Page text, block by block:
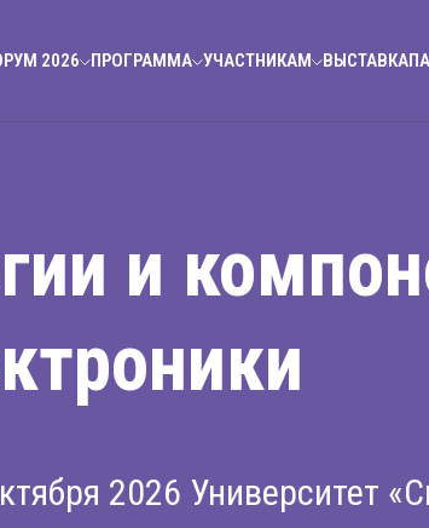
2026 ПРОГРАММА УЧАСТНИКАМ ВЫСТАВКА
и
2026 Университет